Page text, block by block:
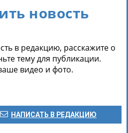
новость
в редакцию, расскажите о
тему для публикации.
видео и фото.
НАПИСАТЬ В РЕДАКЦИЮ